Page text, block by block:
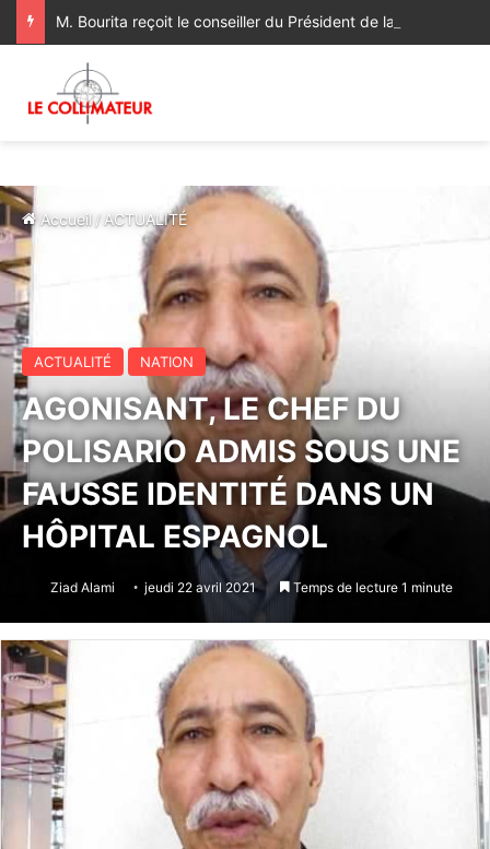
Accueil/ACTUALITÉ
ACTUALITÉ NATION
AGONISANT, LE CHEF DU
POLISARIO ADMIS SOUS UNE
FAUSSE IDENTITÉ DANS UN
HÔPITAL ESPAGNOL
Ziad Alami jeudi 22 avril 2021 Temps de lecture 1 minute